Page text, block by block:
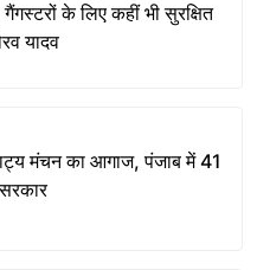
के लिए कहीं भी सुरक्षित
यादव
नाट्य मंचन का आगाज, पंजाब में 41